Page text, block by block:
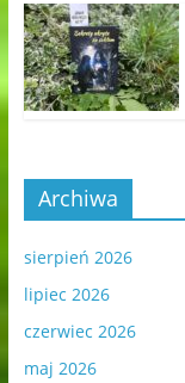
Archiwa
sierpień 2026
lipiec 2026
czerwiec 2026
maj 2026